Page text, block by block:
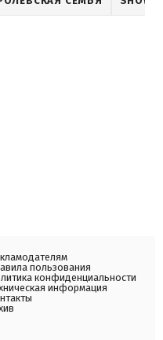
пользования
конфиденциальности
информация